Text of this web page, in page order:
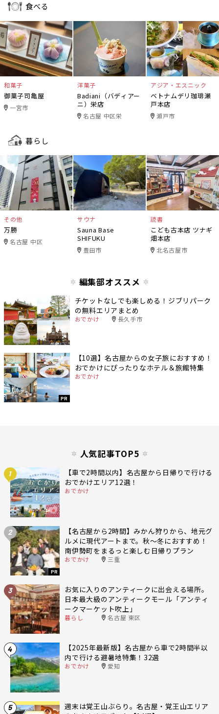
食べる
和菓子
御菓子司亀屋
一宮市
洋菓子
Badiani（バディアー
ニ）栄店
名古屋 中区栄
アジア・エスニック
ベトナムデリ珈琲瀬
戸本店
瀬戸市
暮らし
その他
万勝
名古屋 中区
サウナ
Sauna Base
SHIFUKU
豊田市
読書
こども古本店 ツナギ
畑本店
北名古屋市
編集部オススメ
チケットなしでも楽しめる！ジブリパーク
の無料エリアまとめ
おでかけ 長久手市
PR
【10選】名古屋からの女子旅におすすめ！
おでかけにぴったりなホテル＆旅館特集
おでかけ
人気記事TOP5
1
【車で2時間以内】名古屋から日帰りで行ける
おでかけエリア12選！
おでかけ
2
PR
【名古屋から2時間】みかん狩りから、地元グ
ルメに現代アートまで。秋〜冬におすすめ！
南伊勢町をまるっと楽しむ日帰りプラン
おでかけ 三重
3
お気に入りのアンティークに出会える場所。
日本最大級のアンティークモール「アンティ
ークマーケット吹上」
暮らし 名古屋 東区
4
【2025年最新版】名古屋から車で2時間半以
内で行ける避暑地特集！32選
おでかけ 愛知
5
週末は覚王山ぶらり。名古屋・覚王山エリア